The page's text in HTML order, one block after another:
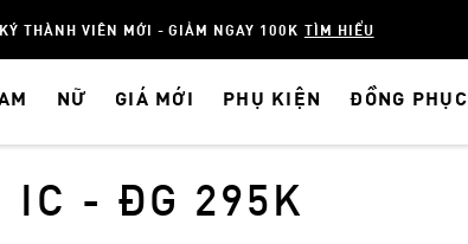
THÀNH VIÊN MỚI - GIẢM NGAY 100K TÌM HIỂU
NỮ GIÁ MỚI PHỤ KIỆN ĐỒNG PHỤC
IC - ĐG 295K